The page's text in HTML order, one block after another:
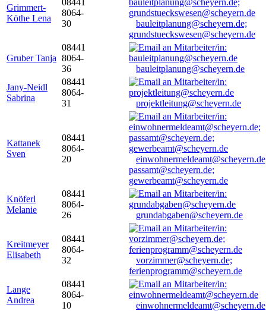
Grimmert-
Köthe Lena
08441
8064-
30
bauleitplanung@scheyern.de;
grundstueckswesen@scheyern.de
Gruber Tanja
08441
8064-
36
bauleitplanung@scheyern.de
Jany-Neidl
Sabrina
08441
8064-
31
projektleitung@scheyern.de
Kattanek
Sven
08441
8064-
20
passamt@scheyern.de;
gewerbeamt@scheyern.de
Knöferl
Melanie
08441
8064-
26
grundabgaben@scheyern.de
Kreitmeyer
Elisabeth
08441
8064-
32
vorzimmer@scheyern.de;
ferienprogramm@scheyern.de
Lange
Andrea
08441
8064-
10
einwohnermeldeamt@scheyern.de